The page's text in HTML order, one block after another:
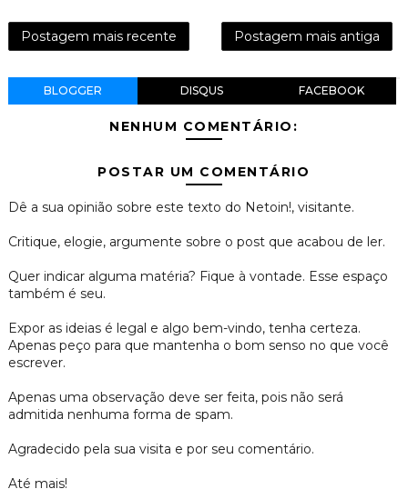
Postagem mais recente Postagem mais antiga
BLOGGER DISQUS FACEBOOK
NENHUM COMENTÁRIO:
POSTAR UM COMENTÁRIO
Dê a sua opinião sobre este texto do Netoin!, visitante.
Critique, elogie, argumente sobre o post que acabou de ler.
Quer indicar alguma matéria? Fique à vontade. Esse espaço
também é seu.
Expor as ideias é legal e algo bem-vindo, tenha certeza.
Apenas peço para que mantenha o bom senso no que você
escrever.
Apenas uma observação deve ser feita, pois não será
admitida nenhuma forma de spam.
Agradecido pela sua visita e por seu comentário.
Até mais!